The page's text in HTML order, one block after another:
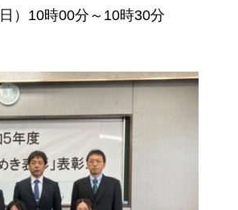
）10時00分～10時30分